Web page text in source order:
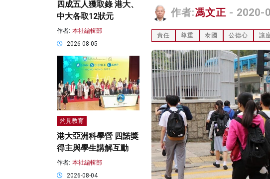
作者:馮文正 - 2020-
責任 尊重 泰國 公德心 讓
四成五人獲取錄 港大、
中大各取12狀元
作者: 本社編輯部
2026-08-05
灼見教育
港大亞洲科學營 四諾獎
得主與學生講解互動
作者: 本社編輯部
2026-08-04